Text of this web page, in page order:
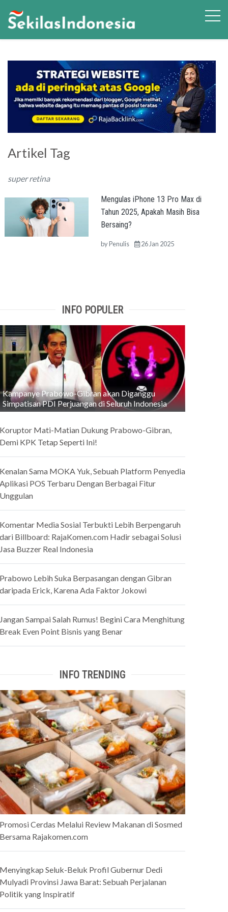
Artikel Tag
super retina
Mengulas iPhone 13 Pro Max di
Tahun 2025, Apakah Masih Bisa
Bersaing?
byPenulis 26 Jan 2025
INFO POPULER
Kampanye Prabowo-Gibran akan Diganggu
Simpatisan PDI Perjuangan di Seluruh Indonesia
Mati-Matian Dukung Prabowo-Gibran,
KPK Tetap Seperti Ini!
Sama MOKA Yuk, Sebuah Platform Penyedia
POS Terbaru Dengan Berbagai Fitur
Media Sosial Terbukti Lebih Berpengaruh
Billboard: RajaKomen.com Hadir sebagai Solusi
Buzzer Real Indonesia
Lebih Suka Berpasangan dengan Gibran
Erick, Karena Ada Faktor Jokowi
Sampai Salah Rumus! Begini Cara Menghitung
Even Point Bisnis yang Benar
INFO TRENDING
Cerdas Melalui Review Makanan di Sosmed
Rajakomen.com
Seluk-Beluk Profil Gubernur Dedi
Provinsi Jawa Barat: Sebuah Perjalanan
yang Inspiratif